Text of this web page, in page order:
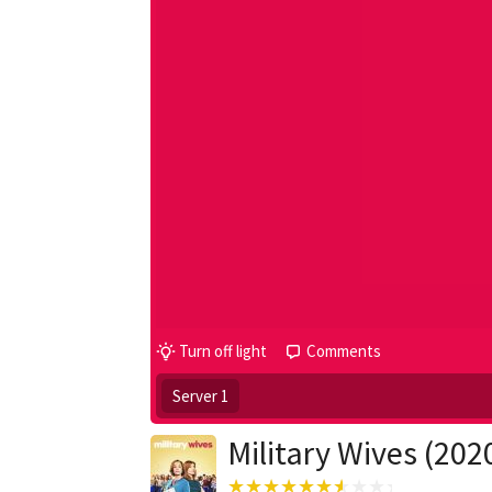
Turn off light Comments
Server 1
Military Wives